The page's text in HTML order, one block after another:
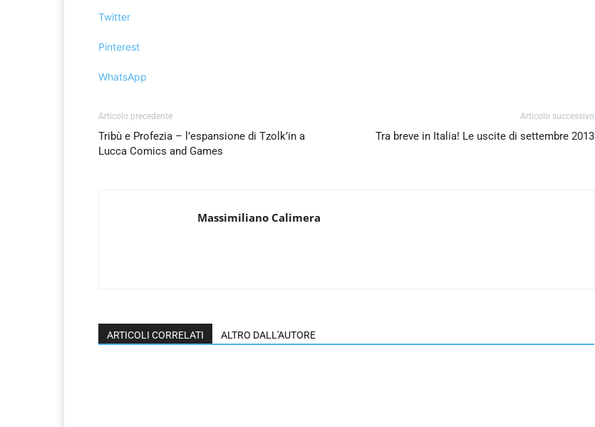
Twitter
Pinterest
WhatsApp
Articolo precedente
Tribù e Profezia – l’espansione di Tzolk’in a
Lucca Comics and Games
Articolo successivo
Tra breve in Italia! Le uscite di settembre 2013
Massimiliano Calimera
ARTICOLI CORRELATI ALTRO DALL'AUTORE